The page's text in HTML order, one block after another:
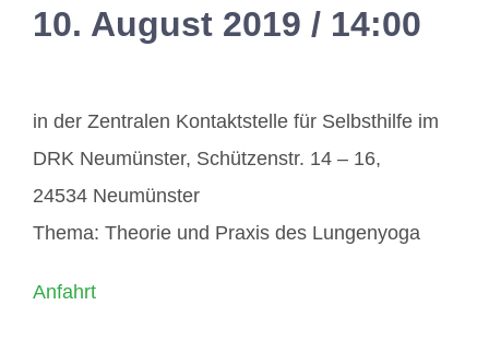
10. August 2019 / 14:00
in der Zentralen Kontaktstelle für Selbsthilfe im
DRK Neumünster, Schützenstr. 14 – 16,
24534 Neumünster
Thema: Theorie und Praxis des Lungenyoga
Anfahrt